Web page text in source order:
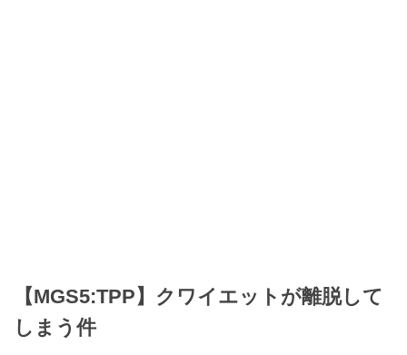
【MGS5:TPP】クワイエットが離脱して
しまう件